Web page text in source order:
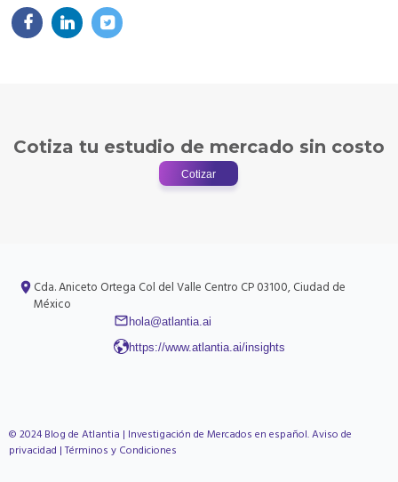
Cotiza tu estudio de mercado sin costo
Cotizar
Cda. Aniceto Ortega Col del Valle Centro CP 03100, Ciudad de
México
hola@atlantia.ai
https://www.atlantia.ai/insights
© 2024 Blog de Atlantia | Investigación de Mercados en español.Aviso de
privacidad |Términos y Condiciones